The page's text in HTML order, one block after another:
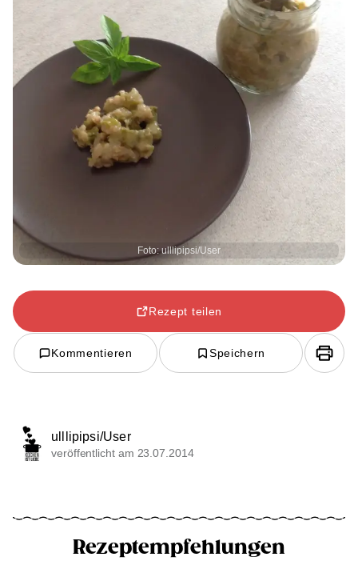
Foto: ulllipipsi/User
Rezept teilen
Kommentieren Speichern
ulllipipsi/User
veröffentlicht am 23.07.2014
Rezeptempfehlungen